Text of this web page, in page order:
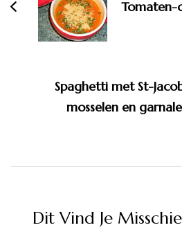
Tomaten-
Spaghetti met St-
mosselen en
Dit Vind Je